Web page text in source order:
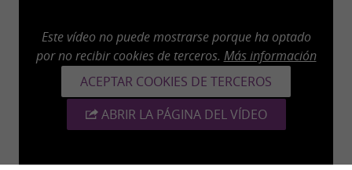
es un entusiastadel diseño de interiorescomo
si simplemente busca unambiente distintivo
para su comida, La Brocante de l'Olivier le
encantaráy lesorprenderá en cada visita.
Este vídeo no puede mostrarse porque ha optado
por no recibir cookies de terceros. Más información
ACEPTAR COOKIES DE TERCEROS
ABRIR LA PÁGINA DEL VÍDEO